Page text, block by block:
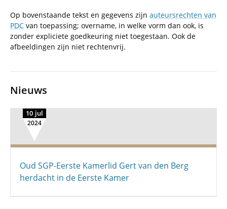
Op bovenstaande tekst en gegevens zijn auteursrechten van
PDC van toepassing; overname, in welke vorm dan ook, is
zonder expliciete goedkeuring niet toegestaan. Ook de
afbeeldingen zijn niet rechtenvrij.
Nieuws
10 jul
2024
Oud SGP-Eerste Kamerlid Gert van den Berg
herdacht in de Eerste Kamer